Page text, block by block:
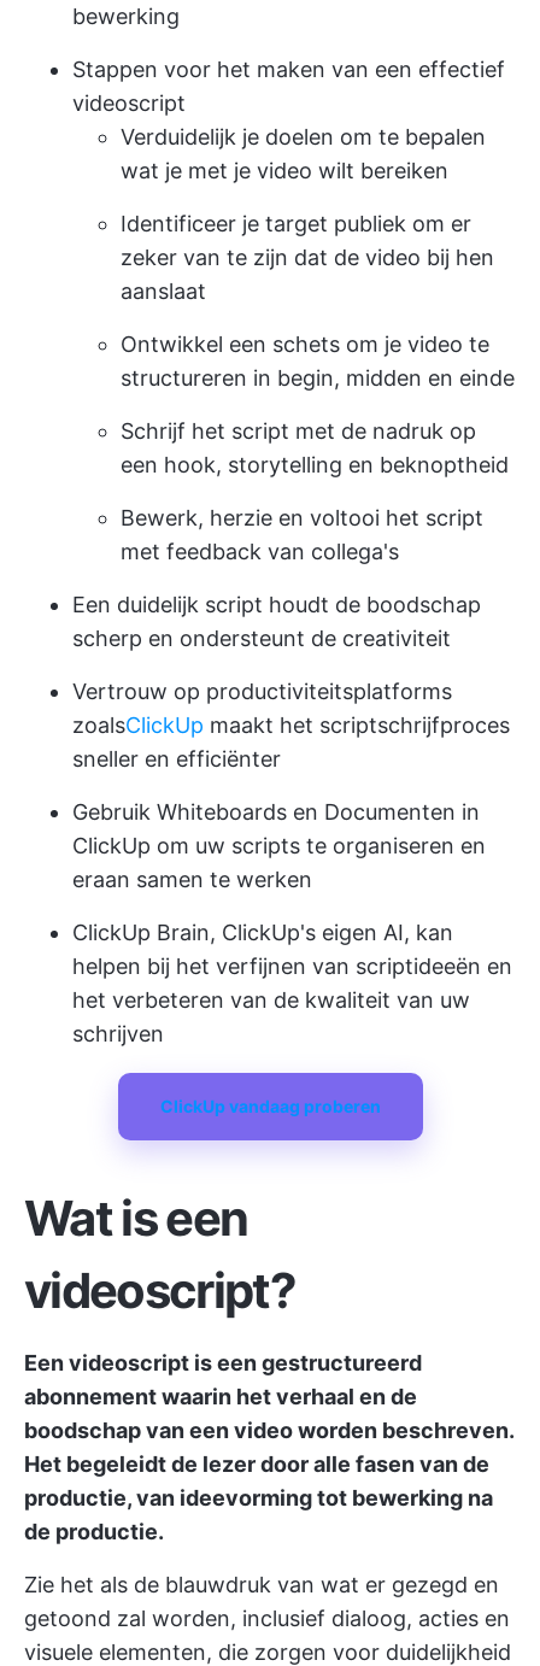
bewerking
Stappen voor het maken van een effectief
videoscript
Verduidelijk je doelen om te bepalen
wat je met je video wilt bereiken
Identificeer je target publiek om er
zeker van te zijn dat de video bij hen
aanslaat
Ontwikkel een schets om je video te
structureren in begin, midden en einde
Schrijf het script met de nadruk op
een hook, storytelling en beknoptheid
Bewerk, herzie en voltooi het script
met feedback van collega's
Een duidelijk script houdt de boodschap
scherp en ondersteunt de creativiteit
Vertrouw op productiviteitsplatforms
zoalsClickUp maakt het scriptschrijfproces
sneller en efficiënter
Gebruik Whiteboards en Documenten in
ClickUp om uw scripts te organiseren en
eraan samen te werken
ClickUp Brain, ClickUp's eigen AI, kan
helpen bij het verfijnen van scriptideeën en
het verbeteren van de kwaliteit van uw
schrijven
ClickUp vandaag proberen
Wat is een
videoscript?
Een videoscript is een gestructureerd
abonnement waarin het verhaal en de
boodschap van een video worden beschreven.
Het begeleidt de lezer door alle fasen van de
productie, van ideevorming tot bewerking na
de productie.
Zie het als de blauwdruk van wat er gezegd en
getoond zal worden, inclusief dialoog, acties en
visuele elementen, die zorgen voor duidelijkheid